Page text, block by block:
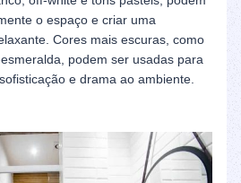
o espaço e criar uma
Cores mais escuras, como
podem ser usadas para
e drama ao ambiente.